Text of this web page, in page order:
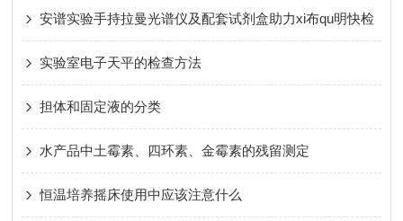
安谱实验手持拉曼光谱仪及配套试剂盒助力xi布qu明快检
实验室电子天平的检查方法
担体和固定液的分类
水产品中土霉素、四环素、金霉素的残留测定
恒温培养摇床使用中应该注意什么